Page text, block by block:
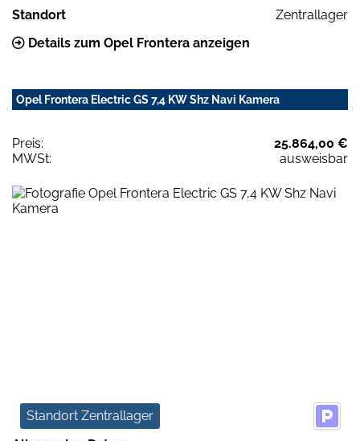
Standort
Zentrallager
Details zum Opel Frontera anzeigen
Opel Frontera Electric GS 7,4 KW Shz Navi Kamera
Preis:
25.864,00 €
MWSt:
ausweisbar
Standort Zentrallager